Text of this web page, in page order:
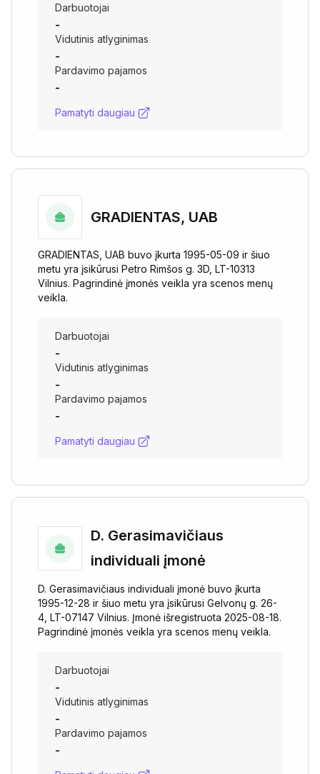
Darbuotojai
-
Vidutinis atlyginimas
-
Pardavimo pajamos
-
Pamatyti daugiau
GRADIENTAS, UAB
GRADIENTAS, UAB buvo įkurta 1995-05-09 ir šiuo
metu yra įsikūrusi Petro Rimšos g. 3D, LT-10313
Vilnius. Pagrindinė įmonės veikla yra scenos menų
veikla.
Darbuotojai
-
Vidutinis atlyginimas
-
Pardavimo pajamos
-
Pamatyti daugiau
D. Gerasimavičiaus
individuali įmonė
D. Gerasimavičiaus individuali įmonė buvo įkurta
1995-12-28 ir šiuo metu yra įsikūrusi Gelvonų g. 26-
4, LT-07147 Vilnius. Įmonė išregistruota 2025-08-18.
Pagrindinė įmonės veikla yra scenos menų veikla.
Darbuotojai
-
Vidutinis atlyginimas
-
Pardavimo pajamos
-